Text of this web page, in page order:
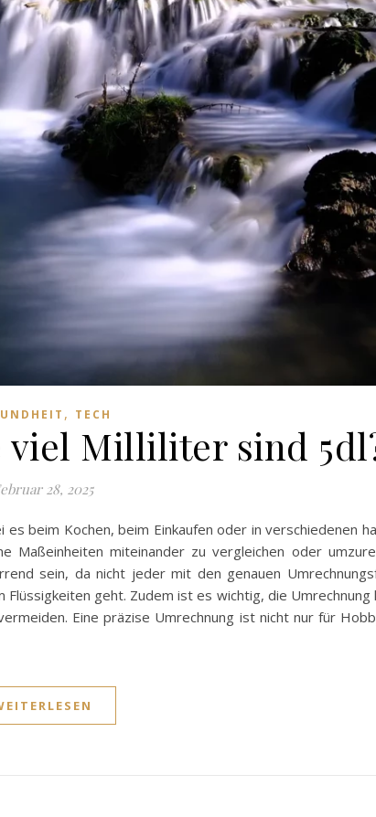
, TECH
viel Milliliter sind
28, 2025
beim Kochen, beim Einkaufen oder in verschiedenen
miteinander zu vergleichen oder
sein, da nicht jeder mit den genauen
geht. Zudem ist es wichtig, die
Eine präzise Umrechnung ist nicht nur für